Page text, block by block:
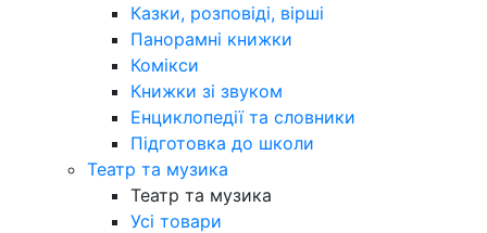
Казки, розповіді, вірші
Панорамні книжки
Комікси
Книжки зі звуком
Енциклопедії та словники
Підготовка до школи
Театр та музика
Театр та музика
Усі товари